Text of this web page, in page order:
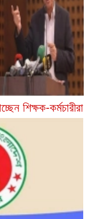
শিক্ষক-কর্মচারীরা